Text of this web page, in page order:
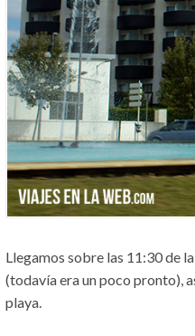
Llegamos sobre las 11:30 de
(todavía era un poco pronto),
playa.